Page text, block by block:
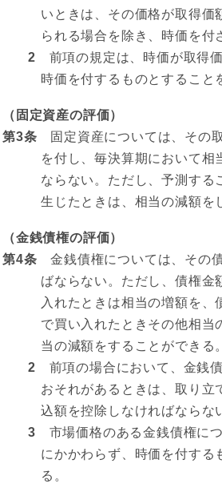
いときは、その価格が取得価
られる場合を除き、時価を付
2 前項の規定は、時価が取得価
時価を付するものとすること
（固定資産の評価）
第3条 固定資産については、その
を付し、毎決算期において相
ならない。ただし、予測する
生じたときは、相当の減額を
（金銭債権の評価）
第4条 金銭債権については、その
ばならない。ただし、債権金
入れたときは相当の増額を、
で買い入れたときその他相当
当の減額をすることができる。
2 前項の場合において、金銭
おそれがあるときは、取り立
込額を控除しなければならな
3 市場価格のある金銭債権に
にかかわらず、時価を付する
る。